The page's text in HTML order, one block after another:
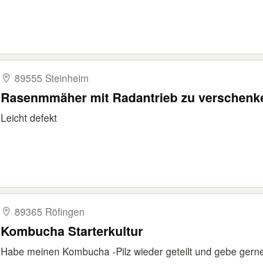
89555 Steinheim
Rasenmmäher mit Radantrieb zu
Leicht defekt
89365 Röfingen
Kombucha Starterkultur
Habe meinen Kombucha -Pilz wieder geteilt und gebe